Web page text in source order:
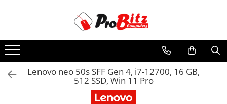
Laptopuri si accesorii
LaptopuriLenovo neo 50s SFF Gen 4, i7-12700, 16 GB,
512 SSD, Win 11 Pro